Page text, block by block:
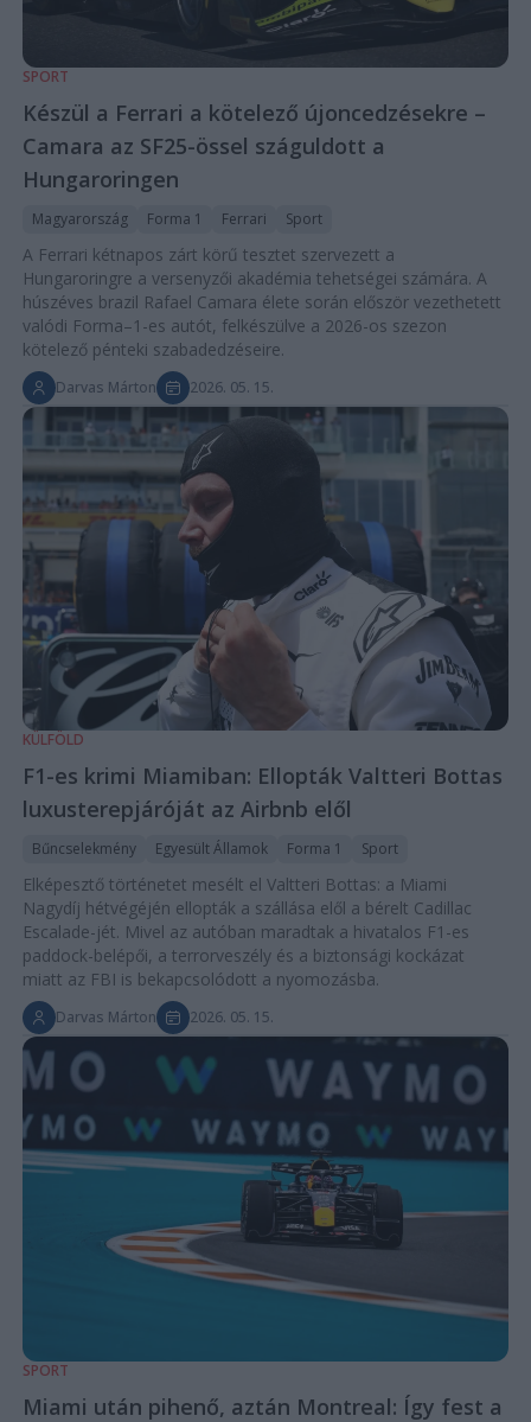
SPORT
Készül a Ferrari a kötelező újoncedzésekre –
Camara az SF25-össel száguldott a
Hungaroringen
Magyarország Forma 1 Ferrari Sport
A Ferrari kétnapos zárt körű tesztet szervezett a
Hungaroringre a versenyzői akadémia tehetségei számára. A
húszéves brazil Rafael Camara élete során először vezethetett
valódi Forma–1-es autót, felkészülve a 2026-os szezon
kötelező pénteki szabadedzéseire.
Darvas Márton 2026. 05. 15.
KÜLFÖLD
F1-es krimi Miamiban: Ellopták Valtteri Bottas
luxusterepjáróját az Airbnb elől
Bűncselekmény Egyesült Államok Forma 1 Sport
Elképesztő történetet mesélt el Valtteri Bottas: a Miami
Nagydíj hétvégéjén ellopták a szállása elől a bérelt Cadillac
Escalade-jét. Mivel az autóban maradtak a hivatalos F1-es
paddock-belépői, a terrorveszély és a biztonsági kockázat
miatt az FBI is bekapcsolódott a nyomozásba.
Darvas Márton 2026. 05. 15.
SPORT
Miami után pihenő, aztán Montreal: Így fest a